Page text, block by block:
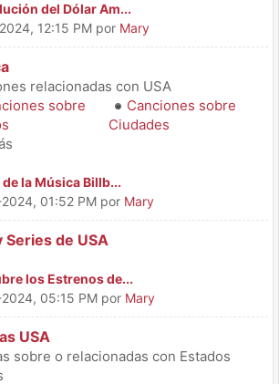
del Dólar Am...
12:15 PM por Mary
relacionadas con USA
sobre
Canciones sobre
Ciudades
de la Música Billb...
01:52 PM por Mary
Series de USA
los Estrenos de...
05:15 PM por Mary
USA
sobre o relacionadas con Estados